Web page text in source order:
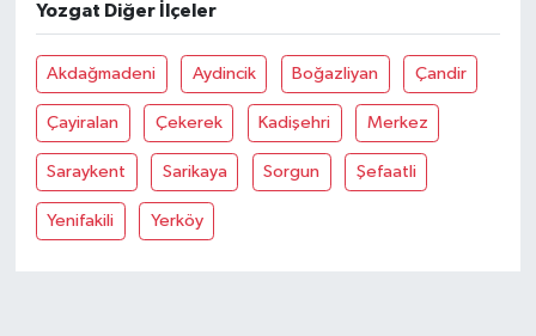
Yozgat Diğer İlçeler
Akdağmadeni Aydincik Boğazliyan Çandir
Çayiralan Çekerek Kadişehri Merkez
Saraykent Sarikaya Sorgun Şefaatli
Yenifakili Yerköy